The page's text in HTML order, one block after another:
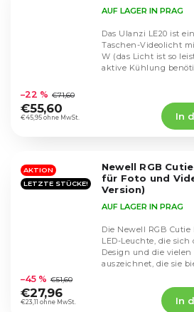
durchschnittliche
Produktbewertung
ist
Sternen.
AUF LAGER IN PRAG
€45,95 ohne MwSt.
–22 % €71,60
€55,60
In
Das Ulanzi LE20 ist
Taschen-Videolicht
W (das Licht ist so
aktive Kühlung
AKTION
LETZTE STÜCKE!
Newell RGB
für Foto und
Version)
durchschnittliche
Produktbewertung
ist
AUF LAGER IN PRAG
€23,11 ohne MwSt.
–45 % €51,60
€27,96
In
Die Newell RGB
LED-Leuchte, die
Design und die
auszeichnet, die sie